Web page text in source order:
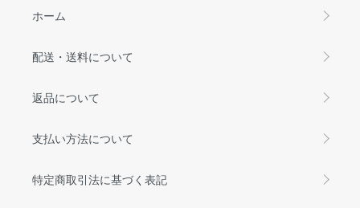
ホーム
配送・送料について
返品について
支払い方法について
特定商取引法に基づく表記